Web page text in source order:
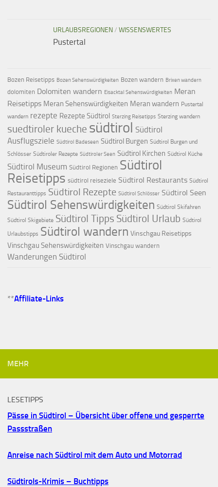
URLAUBSREGIONEN/ WISSENSWERTES
Pustertal
Bozen Reisetipps Bozen Sehenswürdigkeiten Bozen wandern Brixen wandern
dolomiten Dolomiten wandern Eisacktal Sehenswürdigkeiten Meran
Reisetipps Meran Sehenswürdigkeiten Meran wandern Pustertal
wandern rezepte Rezepte Südtirol Sterzing Reisetipps Sterzing wandern
suedtiroler kueche südtirol Südtirol
Ausflugsziele Südtirol Badeseen Südtirol Burgen Südtirol Burgen und
Schlösser Südtiroler Rezepte Südtiroler Seen Südtirol Kirchen Südtirol Küche
Südtirol Museum Südtirol Regionen Südtirol
Reisetipps südtirol reiseziele Südtirol Restaurants Südtirol
Restauranttipps Südtirol Rezepte Südtirol Schlösser Südtirol Seen
Südtirol Sehenswürdigkeiten Südtirol Skifahren
Südtirol Skigebiete Südtirol Tipps Südtirol Urlaub Südtirol
Urlaubstipps Südtirol wandern Vinschgau Reisetipps
Vinschgau Sehenswürdigkeiten Vinschgau wandern
Wanderungen Südtirol
**Affiliate-Links
MEHR
LESETIPPS
Pässe in Südtirol – Übersicht über offene und gesperrte
Passstraßen
Anreise nach Südtirol mit dem Auto und Motorrad
Südtirols-Krimis – Buchtipps